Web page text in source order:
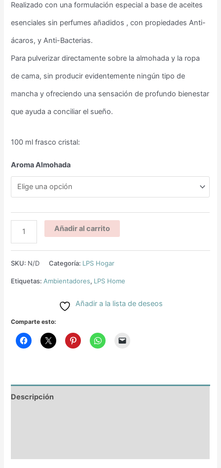
Realizado con una formulación especial a base de aceites
esenciales sin perfumes añadidos , con propiedades Anti-
ácaros, y Anti-Bacterias.
Para pulverizar directamente sobre la almohada y la ropa
de cama, sin producir evidentemente ningún tipo de
mancha y ofreciendo una sensación de profundo bienestar
que ayuda a conciliar el sueño.
100 ml frasco cristal:
Aroma Almohada
Añadir al carrito
SKU: N/D Categoría: LPS Hogar
Etiquetas: Ambientadores, LPS Home
Añadir a la lista de deseos
Comparte esto:
Descripción